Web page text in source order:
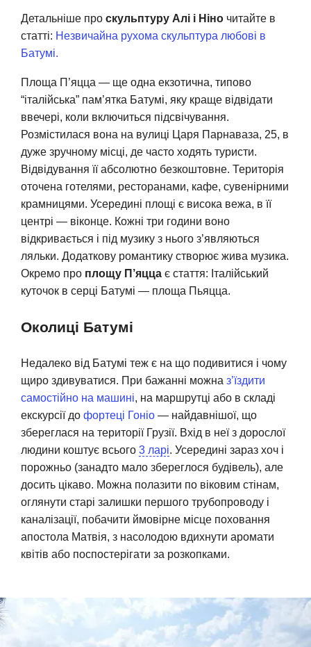
Детальніше про скульптуру Алі і Ніно читайте в
статті: Незвичайна рухома скульптура любові в
Батумі.
Площа П’яцца — ще одна екзотична, типово
“італійська” пам’ятка Батумі, яку краще відвідати
ввечері, коли включиться підсвічування.
Розмістилася вона на вулиці Царя Парнаваза, 25, в
дуже зручному місці, де часто ходять туристи.
Відвідування її абсолютно безкоштовне. Територія
оточена готелями, ресторанами, кафе, сувенірними
крамницями. Усередині площі є висока вежа, в її
центрі — віконце. Кожні три години воно
відкривається і під музику з нього з’являються
ляльки. Додаткову романтику створює жива музика.
Окремо про площу П’яцца є стаття: Італійський
куточок в серці Батумі — площа Пьяцца.
Околиці Батумі
Недалеко від Батумі теж є на що подивитися і чому
щиро здивуватися. При бажанні можна з’їздити
самостійно на машині, на маршрутці або в складі
екскурсії до фортеці Гоніо — найдавнішої, що
збереглася на території Грузії. Вхід в неї з дорослої
людини коштує всього 3 ларі. Усередині зараз хоч і
порожньо (занадто мало збереглося будівель), але
досить цікаво. Можна полазити по віковим стінам,
оглянути старі залишки першого трубопроводу і
каналізації, побачити ймовірне місце поховання
апостола Матвія, з насолодою вдихнути аромати
квітів або поспостерігати за розкопками.